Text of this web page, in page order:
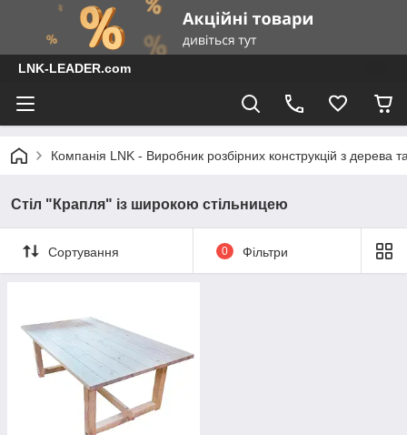
LNK-LEADER.com
Компанія LNK - Виробник розбірних конструкцій з дерева
Стіл "Крапля" із широкою стільницею
Сортування 0 Фільтри